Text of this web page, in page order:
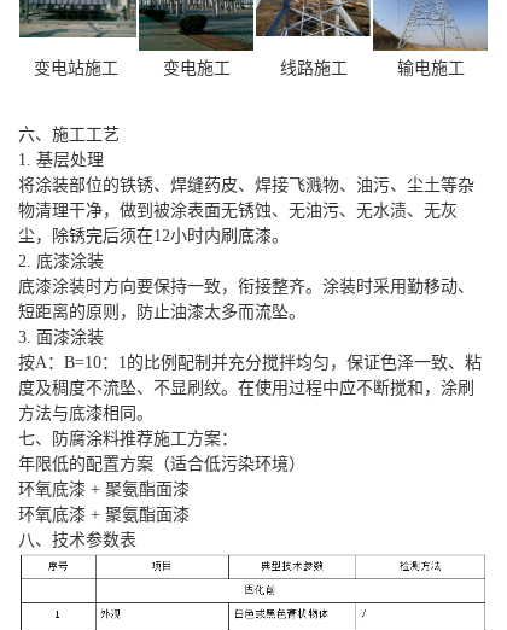
变电站施工 变电施工 线路施工 输电施工
六、施工工艺
1. 基层处理
将涂装部位的铁锈、焊缝药皮、焊接飞溅物、油污、尘土等杂
物清理干净，做到被涂表面无锈蚀、无油污、无水渍、无灰
尘，除锈完后须在12小时内刷底漆。
2. 底漆涂装
底漆涂装时方向要保持一致，衔接整齐。涂装时采用勤移动、
短距离的原则，防止油漆太多而流坠。
3. 面漆涂装
按A：B=10：1的比例配制并充分搅拌均匀，保证色泽一致、粘
度及稠度不流坠、不显刷纹。在使用过程中应不断搅和，涂刷
方法与底漆相同。
七、防腐涂料推荐施工方案：
年限低的配置方案（适合低污染环境）
环氧底漆 + 聚氨酯面漆
环氧底漆 + 聚氨酯面漆
八、技术参数表